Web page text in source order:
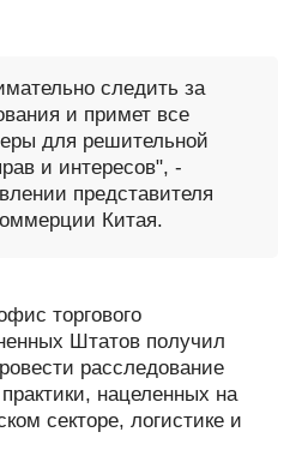
следить за
и примет все
для решительной
и интересов", -
представителя
Китая.
торгового
Штатов получил
расследование
нацеленных на
секторе, логистике и